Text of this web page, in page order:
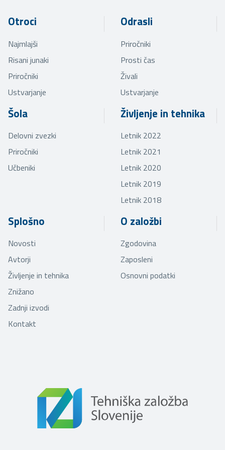
Otroci
Najmlajši
Risani junaki
Priročniki
Ustvarjanje
Odrasli
Priročniki
Prosti čas
Živali
Ustvarjanje
Šola
Delovni zvezki
Priročniki
Učbeniki
Življenje in tehnika
Letnik 2022
Letnik 2021
Letnik 2020
Letnik 2019
Letnik 2018
Splošno
Novosti
Avtorji
Življenje in tehnika
Znižano
Zadnji izvodi
Kontakt
O založbi
Zgodovina
Zaposleni
Osnovni podatki